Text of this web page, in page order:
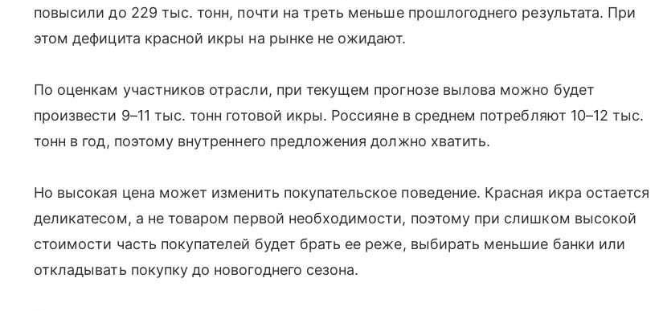
повысили до 229 тыс. тонн, почти на треть меньше прошлогоднего результата. При
этом дефицита красной икры на рынке не ожидают.
По оценкам участников отрасли, при текущем прогнозе вылова можно будет
произвести 9–11 тыс. тонн готовой икры. Россияне в среднем потребляют 10–12 тыс.
тонн в год, поэтому внутреннего предложения должно хватить.
Но высокая цена может изменить покупательское поведение. Красная икра остается
деликатесом, а не товаром первой необходимости, поэтому при слишком высокой
стоимости часть покупателей будет брать ее реже, выбирать меньшие банки или
откладывать покупку до новогоднего сезона.